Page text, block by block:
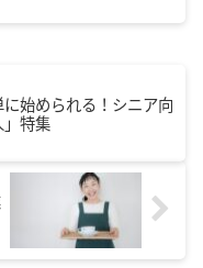
始められる！シニア向
特集